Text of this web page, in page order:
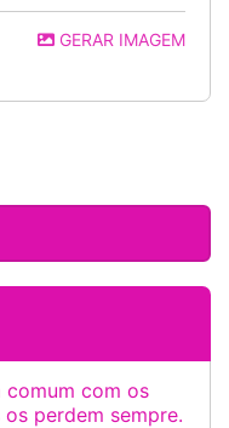
GERAR IMAGEM
comum com os
perdem sempre.